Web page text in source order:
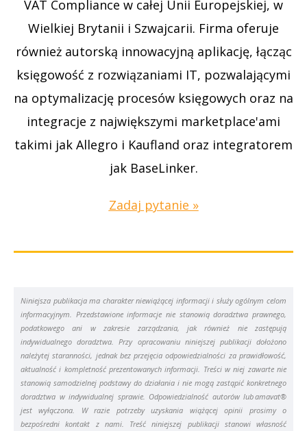
VAT Compliance w całej Unii Europejskiej, w
Wielkiej Brytanii i Szwajcarii. Firma oferuje
również autorską innowacyjną aplikację, łącząc
księgowość z rozwiązaniami IT, pozwalającymi
na optymalizację procesów księgowych oraz na
integracje z największymi marketplace'ami
takimi jak Allegro i Kaufland oraz integratorem
jak BaseLinker.
Zadaj pytanie »
Niniejsza publikacja ma charakter niewiążącej informacji i służy ogólnym celom
informacyjnym. Przedstawione informacje nie stanowią doradztwa prawnego,
podatkowego ani w zakresie zarządzania, jak również nie zastępują
indywidualnego doradztwa. Przy opracowaniu niniejszej publikacji dołożono
należytej staranności, jednak bez przejęcia odpowiedzialności za prawidłowość,
aktualność i kompletność prezentowanych informacji. Treści w niej zawarte nie
stanowią samodzielnej podstawy do działania i nie mogą zastąpić konkretnego
doradztwa w indywidualnej sprawie. Odpowiedzialność autorów lub amavat®
jest wyłączona. W razie potrzeby uzyskania wiążącej opinii prosimy o
bezpośredni kontakt z nami. Treść niniejszej publikacji stanowi własność